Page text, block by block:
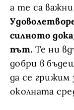
а те са важни
силното
път. Те ни
добри в
да се грижим
околната